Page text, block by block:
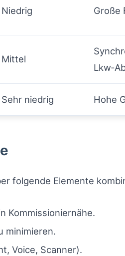
Niedrig Große
Mittel
Sehr niedrig Hohe
folgende Elemente
Kommissioniernähe.
minimieren.
Voice, Scanner).